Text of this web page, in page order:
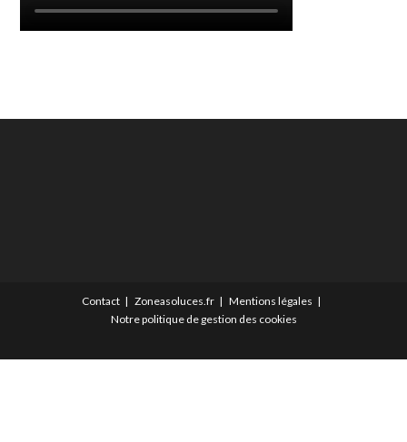
Contact Zoneasoluces.fr
Mentions légales
Notre politique de gestion des cookies